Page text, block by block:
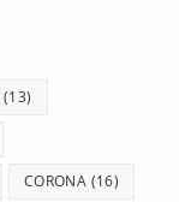
(13)
CORONA (16)